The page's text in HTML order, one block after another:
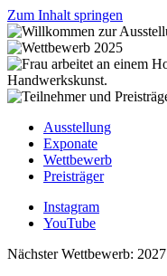
Zum Inhalt springen
Ausstellung
Exponate
Wettbewerb
Preisträger
Instagram
YouTube
Nächster Wettbewerb: 2027